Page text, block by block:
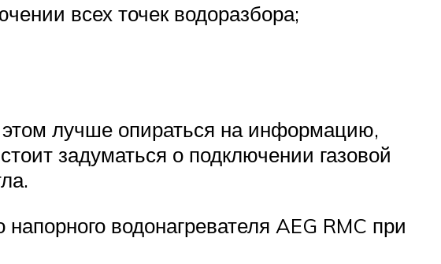
всех точек водоразбора;
лучше опираться на информацию,
задуматься о подключении газовой
водонагревателя AEG RMC при